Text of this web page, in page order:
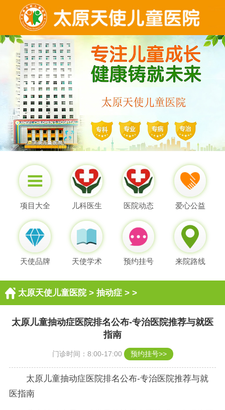
项目大全 儿科医生 医院动态 爱心公益
天使品牌 天使学术 预约挂号 来院路线
太原天使儿童医院> 抽动症> >
太原儿童抽动症医院排名公布-专治医院推荐与就医
指南
门诊时间：8:00-17:00 预约挂号>>
太原儿童抽动症医院排名公布-专治医院推荐与就
医指南